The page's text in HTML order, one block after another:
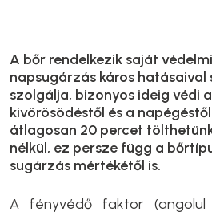
A bőr rendelkezik saját
napsugárzás káros hatásaival
szolgálja, bizonyos ideig védi
kivörösödéstől és a
átlagosan 20 percet
nélkül, ez persze függ a
sugárzás mértékétől is.
A fényvédő faktor (angolul